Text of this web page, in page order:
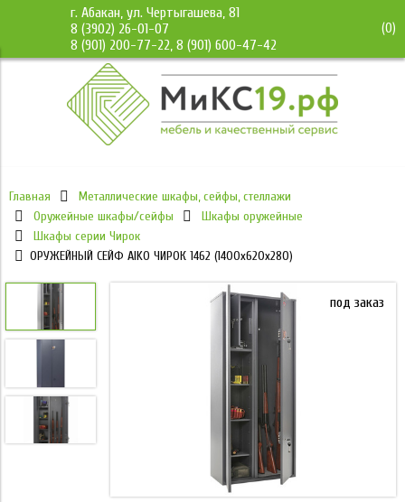
г. Абакан, ул. Чертыгашева, 81
8 (3902) 26-01-07
8 (901) 200-77-22, 8 (901) 600-47-42
(0)
Главная
Металлические шкафы, сейфы, стеллажи
Оружейные шкафы/сейфы
Шкафы оружейные
Шкафы серии Чирок
ОРУЖЕЙНЫЙ СЕЙФ AIKO ЧИРОК 1462 (1400x620x280)
под заказ